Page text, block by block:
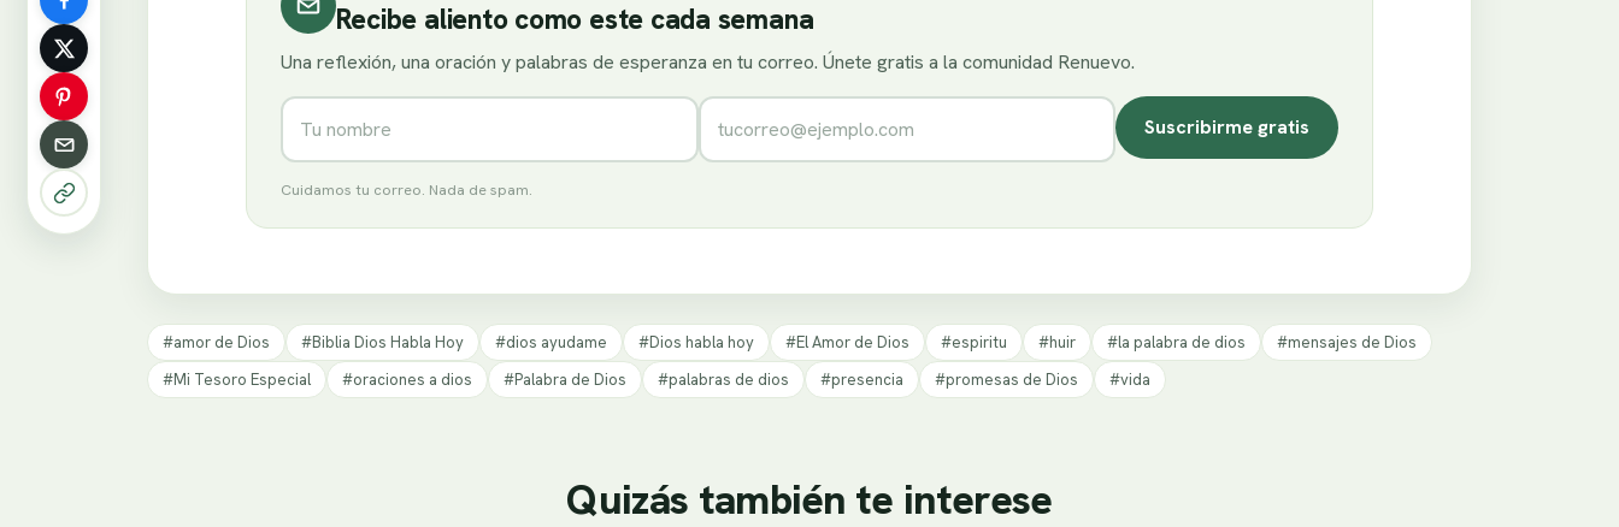
Recibe aliento como este cada semana
Una reflexión, una oración y palabras de esperanza en tu correo. Únete gratis a la comunidad Renuevo.
Nombre Correo electrónico
Suscribirme gratis
Cuidamos tu correo. Nada de spam.
#amor de Dios #Biblia Dios Habla Hoy #dios ayudame #Dios habla hoy #El Amor de Dios #espiritu #huir #la palabra de dios
#mensajes de Dios
#Mi Tesoro Especial
#oraciones a dios #Palabra de Dios #palabras de dios #presencia #promesas de Dios #vida
Quizás también te interese